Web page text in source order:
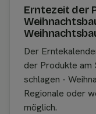
Erntezeit der
Der
der Produkte am
schlagen -
Regionale oder
möglich.